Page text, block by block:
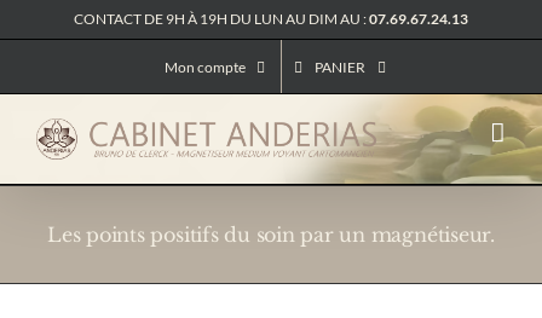
au
CONTACT DE 9H À 19H DU LUN AU DIM AU :07.69.67.24.13
Mon compte PANIER
Les points positifs du soin par un magnétiseur.